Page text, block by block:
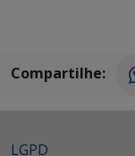
Compartilhe:
LGPD